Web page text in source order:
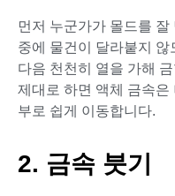
먼저 누군가가 몰드를
중에 물건이 달라붙지 않
다음 천천히 열을 가해
제대로 하면 액체 금속은
부로 쉽게 이동합니다.
2. 금속 붓기